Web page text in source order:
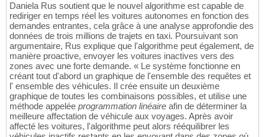
Daniela Rus soutient que le nouvel algorithme est capable de
rediriger en temps réel les voitures autonomes en fonction des
demandes entrantes, cela grâce à une analyse approfondie des
données de trois millions de trajets en taxi. Poursuivant son
argumentaire, Rus explique que l'algorithme peut également, de
manière proactive, envoyer les voitures inactives vers des
zones avec une forte demande. « Le système fonctionne en
créant tout d'abord un graphique de l'ensemble des requêtes et
l' ensemble des véhicules. Il crée ensuite un deuxième
graphique de toutes les combinaisons possibles, et utilise une
méthode appelée programmation linéaire afin de déterminer la
meilleure affectation de véhicule aux voyages. Après avoir
affecté les voitures, l'algorithme peut alors rééquilibrer les